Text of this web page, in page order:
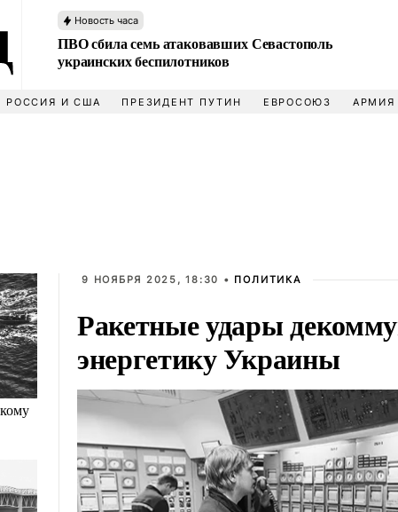
Новость часа
ПВО сбила семь атаковавших Севастополь
украинских беспилотников
РОССИЯ И США ПРЕЗИДЕНТ ПУТИН ЕВРОСОЮЗ АРМИЯ
9 НОЯБРЯ 2025, 18:30 • ПОЛИТИКА
Ракетные удары
энергетику Украины